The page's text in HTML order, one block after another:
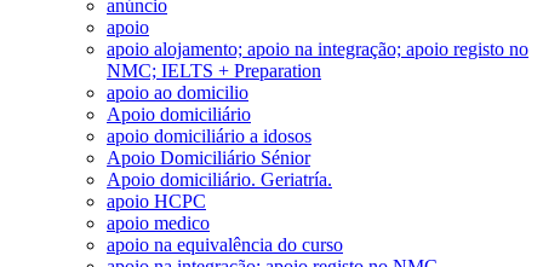
anúncio
apoio
apoio alojamento; apoio na integração; apoio registo no
NMC; IELTS + Preparation
apoio ao domicilio
Apoio domiciliário
apoio domiciliário a idosos
Apoio Domiciliário Sénior
Apoio domiciliário. Geriatría.
apoio HCPC
apoio medico
apoio na equivalência do curso